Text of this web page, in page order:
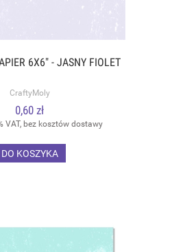
6X6" - JASNY FIOLET
CraftyMoly
0,60 zł
VAT, bez kosztów dostawy
DO KOSZYKA